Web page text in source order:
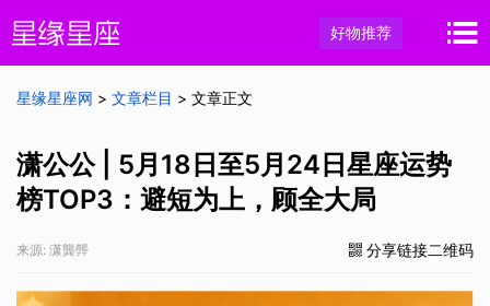
好物推荐
星缘星座网 > 文章栏目 > 文章正文
潇公公 | 5月18日至5月24日星座运势
榜TOP3：避短为上，顾全大局
来源: 潇龔龏 分享链接二维码